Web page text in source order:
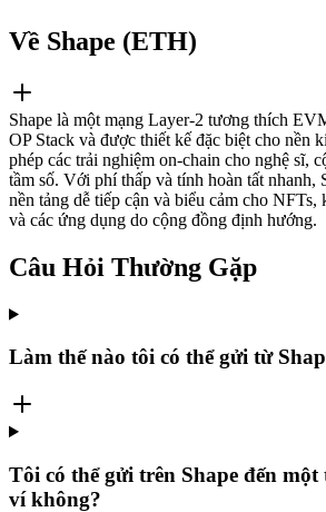
Về Shape (ETH)
Shape là một mạng Layer-2 tương thích
OP Stack và được thiết kế đặc biệt cho nền
phép các trải nghiệm on-chain cho nghệ sĩ,
tầm số. Với phí thấp và tính hoàn tất nhanh,
nền tảng dễ tiếp cận và biểu cảm cho
và các ứng dụng do cộng đồng định hướng.
Câu Hỏi Thường Gặp
Làm thế nào tôi có thể gửi từ
Tôi có thể gửi trên Shape đến
ví không?